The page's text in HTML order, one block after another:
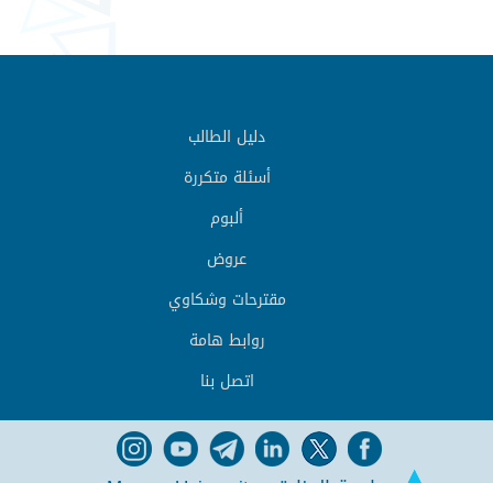
دليل الطالب
أسئلة متكررة
ألبوم
عروض
مقترحات وشكاوي
روابط هامة
اتصل بنا